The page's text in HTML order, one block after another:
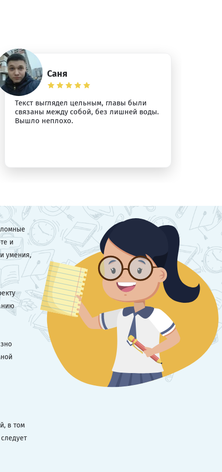
Саня
Текст выглядел цельным, главы были
связаны между собой, без лишней воды.
Вышло неплохо.
и
умения,
в том